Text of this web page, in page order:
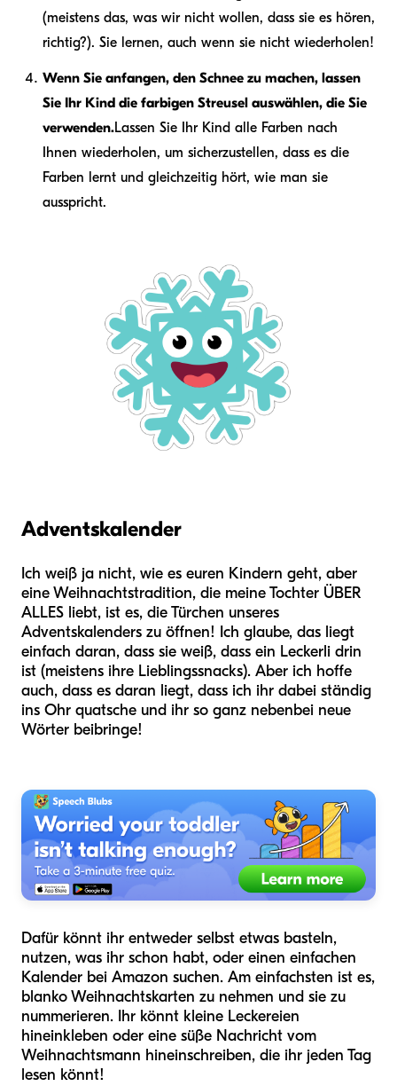
(meistens das, was wir nicht wollen, dass sie es hören,
richtig?). Sie lernen, auch wenn sie nicht wiederholen!
Wenn Sie anfangen, den Schnee zu machen, lassen
Sie Ihr Kind die farbigen Streusel auswählen, die Sie
verwenden.Lassen Sie Ihr Kind alle Farben nach
Ihnen wiederholen, um sicherzustellen, dass es die
Farben lernt und gleichzeitig hört, wie man sie
ausspricht.
Adventskalender
Ich weiß ja nicht, wie es euren Kindern geht, aber
eine Weihnachtstradition, die meine Tochter ÜBER
ALLES liebt, ist es, die Türchen unseres
Adventskalenders zu öffnen! Ich glaube, das liegt
einfach daran, dass sie weiß, dass ein Leckerli drin
ist (meistens ihre Lieblingssnacks). Aber ich hoffe
auch, dass es daran liegt, dass ich ihr dabei ständig
ins Ohr quatsche und ihr so ganz nebenbei neue
Wörter beibringe!
Dafür könnt ihr entweder selbst etwas basteln,
nutzen, was ihr schon habt, oder einen einfachen
Kalender bei Amazon suchen. Am einfachsten ist es,
blanko Weihnachtskarten zu nehmen und sie zu
nummerieren. Ihr könnt kleine Leckereien
hineinkleben oder eine süße Nachricht vom
Weihnachtsmann hineinschreiben, die ihr jeden Tag
lesen könnt!